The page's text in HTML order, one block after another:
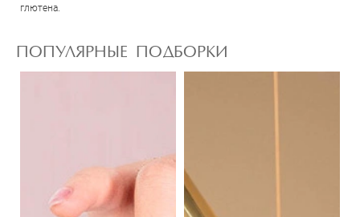
глютена.
ПОПУЛЯРНЫЕ ПОДБОРКИ